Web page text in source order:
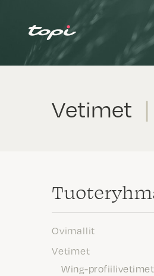
Vetimet |
Ovimallit
Vetimet
Wing-profiilivetimet